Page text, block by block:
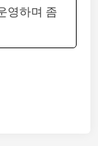
영하며 좀